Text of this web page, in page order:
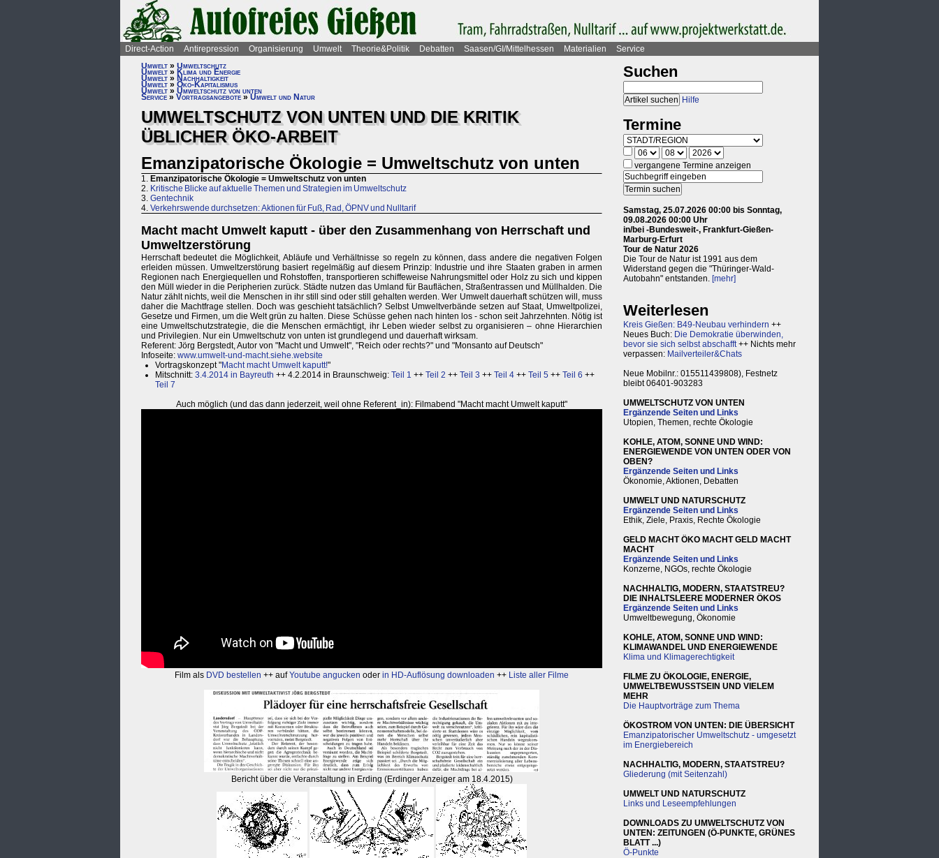
Direct-Action Antirepression Organisierung Umwelt Theorie&Politik Debatten Saasen/GI/Mittelhessen Materialien
Service
Umwelt » Umweltschutz
Umwelt » Klima und Energie
Umwelt » Nachhaltigkeit
Umwelt » Öko-Kapitalismus
Umwelt » Umweltschutz von unten
Service » Vortragsangebote » Umwelt und Natur
UMWELTSCHUTZ VON UNTEN UND DIE KRITIK
ÜBLICHER ÖKO-ARBEIT
Emanzipatorische Ökologie = Umweltschutz von unten
1. Emanzipatorische Ökologie = Umweltschutz von unten
2. Kritische Blicke auf aktuelle Themen und Strategien im Umweltschutz
3. Gentechnik
4. Verkehrswende durchsetzen: Aktionen für Fuß, Rad, ÖPNV und Nulltarif
Macht macht Umwelt kaputt - über den Zusammenhang von Herrschaft und
Umweltzerstörung
Herrschaft bedeutet die Möglichkeit, Abläufe und Verhältnisse so regeln zu können, dass andere die negativen Folgen
erleiden müssen. Umweltzerstörung basiert regelmäßig auf diesem Prinzip: Industrie und ihre Staaten graben in armen
Regionen nach Energiequellen und Rohstoffen, transportieren schiffeweise Nahrungsmittel oder Holz zu sich und kippen
den Müll wieder in die Peripherien zurück. Städte nutzen das Umland für Bauflächen, Straßentrassen und Müllhalden. Die
Natur zählt nichts, weil die Menschen in ihr still sind oder still gehalten werden. Wer Umwelt dauerhaft schützen will, muss
daher die Machtfrage stellen. Doch was geschieht tatsächlich? Selbst Umweltverbände setzen auf Staat, Umweltpolizei,
Gesetze und Firmen, um die Welt grün zu halten. Diese Schüsse gehen nach hinten los - schon seit Jahrzehnten. Nötig ist
eine Umweltschutzstrategie, die die Menschen ermächtigt, ihr Leben wieder selbst zu organisieren – ohne Hierarchien
und Privilegien. Nur ein Umweltschutz von unten ist grundlegend und dauerhaft wirksam.
Referent: Jörg Bergstedt, Autor von "Macht und Umwelt", "Reich oder rechts?" und "Monsanto auf Deutsch"
Infoseite: www.umwelt-und-macht.siehe.website
Vortragskonzept "Macht macht Umwelt kaputt!"
Mitschnitt: 3.4.2014 in Bayreuth ++ 4.2.2014 in Braunschweig: Teil 1 ++ Teil 2 ++ Teil 3 ++ Teil 4 ++ Teil 5 ++ Teil 6 ++
Teil 7
Auch möglich (und das dann jederzeit, weil ohne Referent_in): Filmabend "Macht macht Umwelt kaputt"
Film als DVD bestellen ++ aufYoutube angucken oder in HD-Auflösung downloaden ++ Liste aller Filme
Bericht über die Veranstaltung in Erding (Erdinger Anzeiger am 18.4.2015)
Suchen
Hilfe
Termine
vergangene Termine anzeigen
Samstag, 25.07.2026 00:00 bis Sonntag,
09.08.2026 00:00 Uhr
in/bei -Bundesweit-, Frankfurt-Gießen-
Marburg-Erfurt
Tour de Natur 2026
Die Tour de Natur ist 1991 aus dem
Widerstand gegen die "Thüringer-Wald-
Autobahn" entstanden. [mehr]
Weiterlesen
Kreis Gießen: B49-Neubau verhindern ++
Neues Buch: Die Demokratie überwinden,
bevor sie sich selbst abschafft++ Nichts mehr
verpassen: Mailverteiler&Chats
Neue Mobilnr.: 015511439808), Festnetz
bleibt 06401-903283
UMWELTSCHUTZ VON UNTEN
Ergänzende Seiten und Links
Utopien, Themen, rechte Ökologie
KOHLE, ATOM, SONNE UND WIND:
ENERGIEWENDE VON UNTEN ODER VON
OBEN?
Ergänzende Seiten und Links
Ökonomie, Aktionen, Debatten
UMWELT UND NATURSCHUTZ
Ergänzende Seiten und Links
Ethik, Ziele, Praxis, Rechte Ökologie
GELD MACHT ÖKO MACHT GELD MACHT
MACHT
Ergänzende Seiten und Links
Konzerne, NGOs, rechte Ökologie
NACHHALTIG, MODERN, STAATSTREU?
DIE INHALTSLEERE MODERNER ÖKOS
Ergänzende Seiten und Links
Umweltbewegung, Ökonomie
KOHLE, ATOM, SONNE UND WIND:
KLIMAWANDEL UND ENERGIEWENDE
Klima und Klimagerechtigkeit
FILME ZU ÖKOLOGIE, ENERGIE,
UMWELTBEWUSSTSEIN UND VIELEM
MEHR
Die Hauptvorträge zum Thema
ÖKOSTROM VON UNTEN: DIE ÜBERSICHT
Emanzipatorischer Umweltschutz - umgesetzt
im Energiebereich
NACHHALTIG, MODERN, STAATSTREU?
Gliederung (mit Seitenzahl)
UMWELT UND NATURSCHUTZ
Links und Leseempfehlungen
DOWNLOADS ZU UMWELTSCHUTZ VON
UNTEN: ZEITUNGEN (Ö-PUNKTE, GRÜNES
BLATT ...)
Ö-Punkte